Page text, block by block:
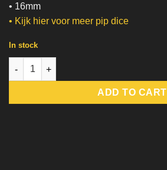
• 16mm
• Kijk hier voor meer pip dice
In stock
Strawberry Cream | Pip Dice quantity
ADD TO CART